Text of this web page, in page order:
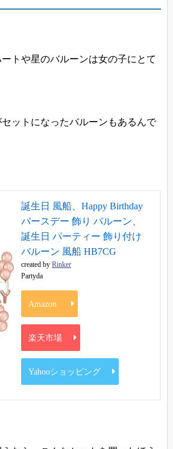
トや星のバルーンは女の子にとて
ットになったバルーンもあるんで
誕生日 風船、Happy Birthday
バースデー 飾り バルーン、
誕生日 パーティー 飾り付け
バルーン 風船 HB7CG
created by Rinker
Partyda
Amazon
楽天市場
Yahooショッピング